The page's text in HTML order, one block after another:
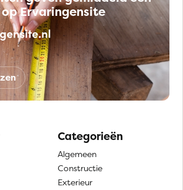
Ervaringensite
Categorieën
Algemeen
Constructie
Exterieur